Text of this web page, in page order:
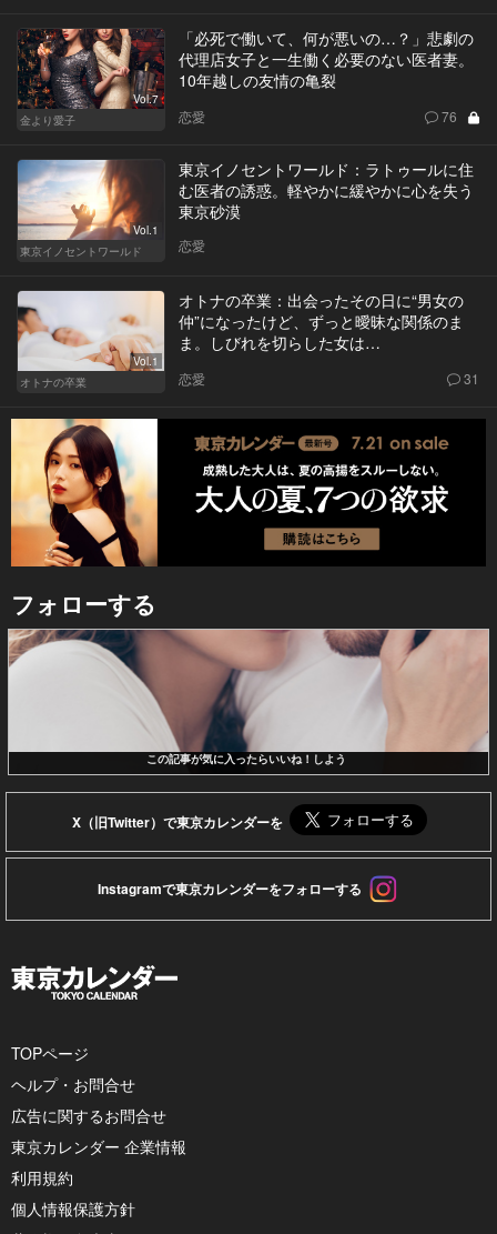
Vol.7
金より愛子
「必死で働いて、何が悪いの…？」悲劇の
代理店女子と一生働く必要のない医者妻。
10年越しの友情の亀裂
恋愛 76
Vol.1
東京イノセントワールド
東京イノセントワールド：ラトゥールに住
む医者の誘惑。軽やかに緩やかに心を失う
東京砂漠
恋愛
Vol.1
オトナの卒業
オトナの卒業：出会ったその日に“男女の
仲”になったけど、ずっと曖昧な関係のま
ま。しびれを切らした女は…
恋愛 31
フォローする
この記事が気に入ったらいいね！しよう
X（旧Twitter）で東京カレンダーを
Instagramで東京カレンダーをフォローする
TOPページ
ヘルプ・お問合せ
広告に関するお問合せ
東京カレンダー 企業情報
利用規約
個人情報保護方針